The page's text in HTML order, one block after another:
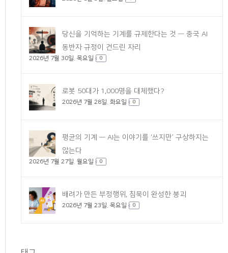
당신을 기억하는 기계를 규제한다는 것 — 중국 AI
동반자 규정이 건드린 자리
2026년 7월 30일. 목요일 0
로봇 50대가 1,000명을 대체했다?
2026년 7월 28일. 화요일 0
평균의 기계 — AI는 이야기를 ‘쓰지만’ 구상하지는
않는다
2026년 7월 27일. 월요일 0
배려가 만든 부정행위, 침묵이 완성한 붕괴
2026년 7월 23일. 목요일 0